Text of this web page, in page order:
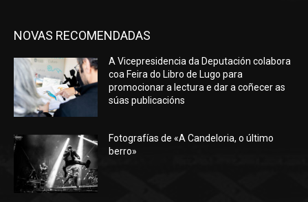
NOVAS RECOMENDADAS
A Vicepresidencia da Deputación colabora
coa Feira do Libro de Lugo para
promocionar a lectura e dar a coñecer as
súas publicacións
Fotografías de «A Candeloria, o último
berro»